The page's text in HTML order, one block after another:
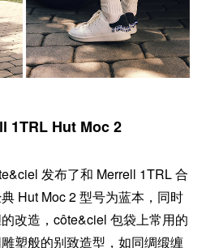
1TRL Hut Moc 2
发布了和 Merrell 1TRL 合
Hut Moc 2 型号为蓝本，同时
改造，côte&ciel 包袋上常用的
塑般的别致造型，如同绸缎缠